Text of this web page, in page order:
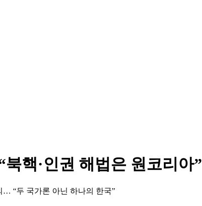
핵·인권 해법은 원코리아”
… “두 국가론 아닌 하나의 한국”